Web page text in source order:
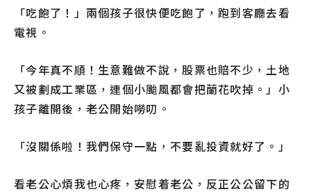
「吃飽了！」兩個孩子很快便吃飽了，跑到客廳去看
電視。
「今年真不順！生意難做不說，股票也賠不少，土地
又被劃成工業區，連個小颱風都會把蘭花吹掉。」小
孩子離開後，老公開始嘮叨。
「沒關係啦！我們保守一點，不要亂投資就好了。」
看老公心煩我也心疼，安慰着老公，反正公公留下的